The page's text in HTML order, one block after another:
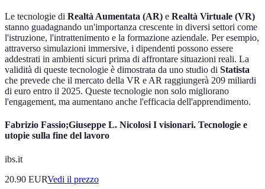
Le tecnologie di Realtà Aumentata (AR) e Realtà Virtuale (VR)
stanno guadagnando un'importanza crescente in diversi settori come
l'istruzione, l'intrattenimento e la formazione aziendale. Per esempio,
attraverso simulazioni immersive, i dipendenti possono essere
addestrati in ambienti sicuri prima di affrontare situazioni reali. La
validità di queste tecnologie è dimostrata da uno studio di Statista
che prevede che il mercato della VR e AR raggiungerà 209 miliardi
di euro entro il 2025. Queste tecnologie non solo migliorano
l'engagement, ma aumentano anche l'efficacia dell'apprendimento.
Fabrizio Fassio;Giuseppe L. Nicolosi I visionari. Tecnologie e
utopie sulla fine del lavoro
ibs.it
20.90 EURVedi il prezzo